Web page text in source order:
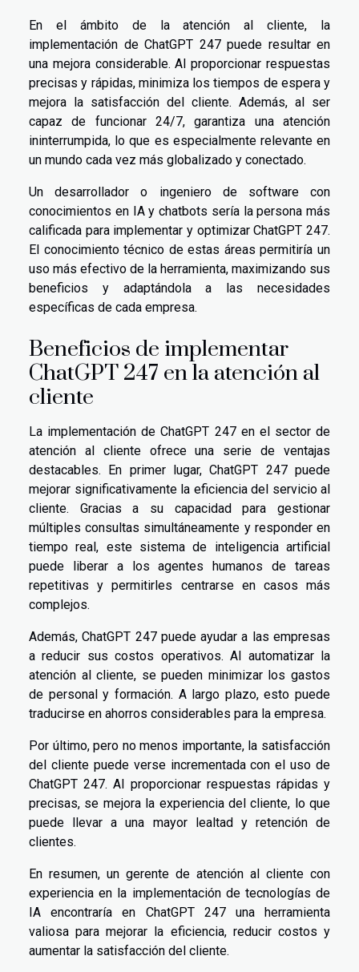
En el ámbito de la atención al cliente, la
implementación de ChatGPT 247 puede resultar en
una mejora considerable. Al proporcionar respuestas
precisas y rápidas, minimiza los tiempos de espera y
mejora la satisfacción del cliente. Además, al ser
capaz de funcionar 24/7, garantiza una atención
ininterrumpida, lo que es especialmente relevante en
un mundo cada vez más globalizado y conectado.
Un desarrollador o ingeniero de software con
conocimientos en IA y chatbots sería la persona más
calificada para implementar y optimizar ChatGPT 247.
El conocimiento técnico de estas áreas permitiría un
uso más efectivo de la herramienta, maximizando sus
beneficios y adaptándola a las necesidades
específicas de cada empresa.
Beneficios de implementar
ChatGPT 247 en la atención al
cliente
La implementación de ChatGPT 247 en el sector de
atención al cliente ofrece una serie de ventajas
destacables. En primer lugar, ChatGPT 247 puede
mejorar significativamente la eficiencia del servicio al
cliente. Gracias a su capacidad para gestionar
múltiples consultas simultáneamente y responder en
tiempo real, este sistema de inteligencia artificial
puede liberar a los agentes humanos de tareas
repetitivas y permitirles centrarse en casos más
complejos.
Además, ChatGPT 247 puede ayudar a las empresas
a reducir sus costos operativos. Al automatizar la
atención al cliente, se pueden minimizar los gastos
de personal y formación. A largo plazo, esto puede
traducirse en ahorros considerables para la empresa.
Por último, pero no menos importante, la satisfacción
del cliente puede verse incrementada con el uso de
ChatGPT 247. Al proporcionar respuestas rápidas y
precisas, se mejora la experiencia del cliente, lo que
puede llevar a una mayor lealtad y retención de
clientes.
En resumen, un gerente de atención al cliente con
experiencia en la implementación de tecnologías de
IA encontraría en ChatGPT 247 una herramienta
valiosa para mejorar la eficiencia, reducir costos y
aumentar la satisfacción del cliente.